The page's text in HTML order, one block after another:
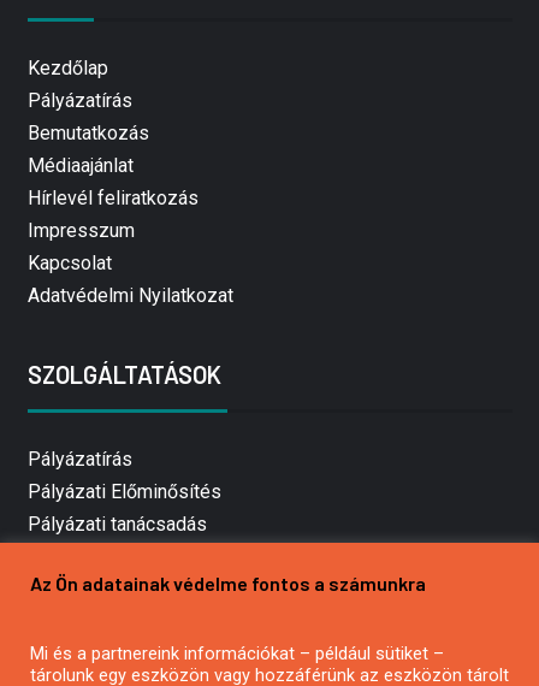
Kezdőlap
Pályázatírás
Bemutatkozás
Médiaajánlat
Hírlevél feliratkozás
Impresszum
Kapcsolat
Adatvédelmi Nyilatkozat
SZOLGÁLTATÁSOK
Pályázatírás
Pályázati Előminősítés
Pályázati tanácsadás
Mezőgazdasági pályázatírás
Pályázatírás civil szervezeteknek
Az Ön adatainak védelme fontos a számunkra
Mi és a partnereink információkat – például sütiket –
tárolunk egy eszközön vagy hozzáférünk az eszközön tárolt